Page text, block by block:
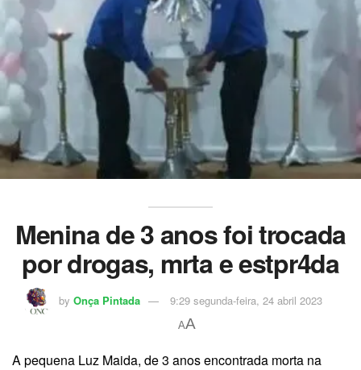
Menina de 3 anos foi trocada
por drogas, mrta e estpr4da
by Onça Pintada 9:29 segunda-feira, 24 abril 2023
AA
A pequena Luz Maida, de 3 anos encontrada morta na